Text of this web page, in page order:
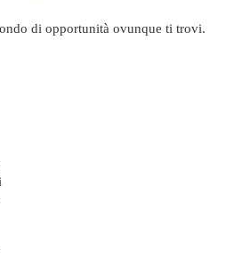
di opportunità ovunque ti trovi.